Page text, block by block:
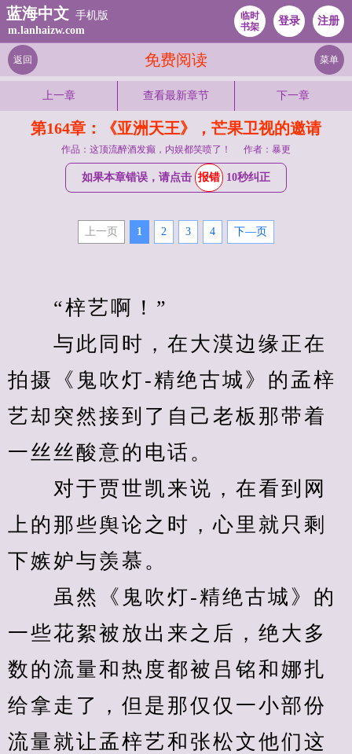
蓝海中文 手机版
m.lanhaizw.com
临时
书架
登录 注册
免费阅读
返回 菜单
上一章 查看最新章节 下一章
第164章：《亚洲天王》，芒果卫视的邀请
作品：这顶流醉酒发癫，内娱都笑喷了！ 作者：暴更
如果本章错误，请点击 报错 10秒纠正
上一页 1 2 3 4 下—页
“梓艺啊！”
与此同时，在大漠边缘正在
拍摄《鬼吹灯-精绝古城》的孟梓
艺却突然接到了自己老板那带着
一丝丝酸意的电话。
对于贾世凯来说，在看到网
上的那些舆论之时，心里就只剩
下嫉妒与羡慕。
虽然《鬼吹灯-精绝古城》的
一些花絮被放出来之后，绝大多
数的流量和热度都被吕铭和娜扎
给拿走了，但是那仅仅一小部份
流量就让孟梓艺和张松文他们这